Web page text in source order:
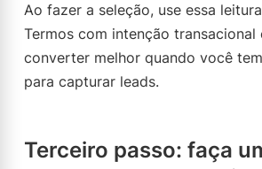
Ao fazer a seleção, use essa
Termos com intenção transacional
converter melhor quando você
para capturar leads.
Terceiro passo: faça